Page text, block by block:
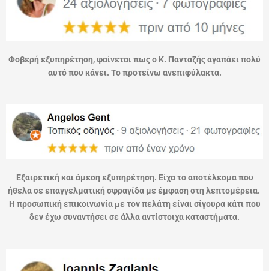
Φοβερή εξυπηρέτηση, φαίνεται πως ο Κ. Πανταζής αγαπάει πολύ
αυτό που κάνει. Το προτείνω ανεπιφύλακτα.
Εξαιρετική και άμεση εξυπηρέτηση. Είχα το αποτέλεσμα που
ήθελα σε επαγγελματική σφραγίδα με έμφαση στη λεπτομέρεια.
Η προσωπική επικοινωνία με τον πελάτη είναι σίγουρα κάτι που
δεν έχω συναντήσει σε άλλα αντίστοιχα καταστήματα.